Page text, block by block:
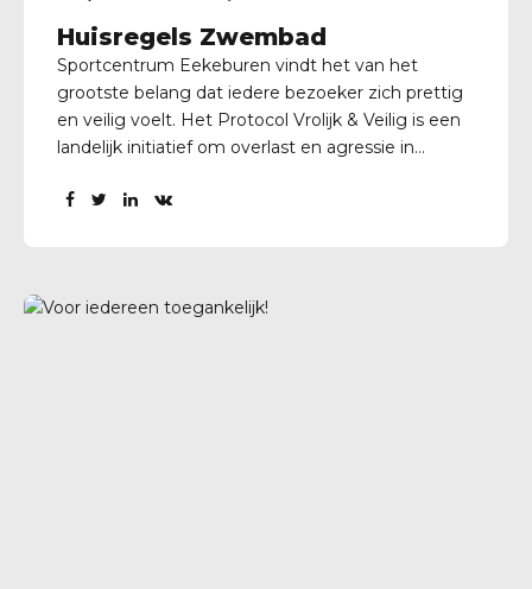
Huisregels Zwembad
Sportcentrum Eekeburen vindt het van het
grootste belang dat iedere bezoeker zich prettig
en veilig voelt. Het Protocol Vrolijk & Veilig is een
landelijk initiatief om overlast en agressie in
is dat alle gasten op een veilige en leuke manier
zich hieraan te houden. Op onderstaande flyer